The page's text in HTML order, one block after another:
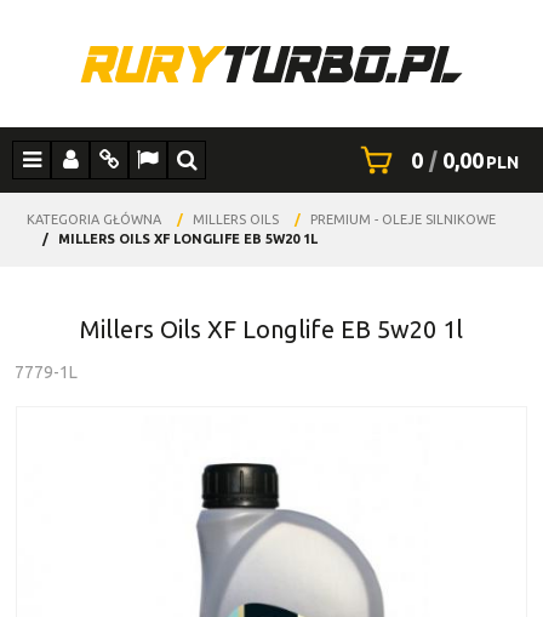
MenuPanelInfoLangSzukaj
0 | 0,00PLN
KATEGORIA GŁÓWNA / MILLERS OILS /
PREMIUM - OLEJE SILNIKOWE
/
MILLERS OILS XF LONGLIFE EB 5W20 1L
Millers Oils XF Longlife EB 5w20 1l
7779-1L